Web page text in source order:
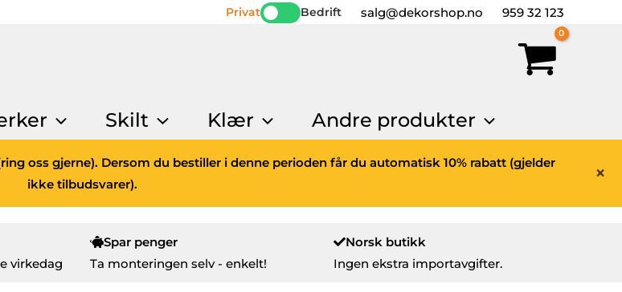
Privat Bedrift salg@dekorshop.no 959 32 123
Skilt Klær Andre produkter
×
oss gjerne). Dersom du bestiller i denne perioden får du automatisk 10% rabatt (gjelder
ikke tilbudsvarer).
virkedag
Spar penger
Ta monteringen selv - enkelt!
Norsk butikk
Ingen ekstra importavgifter.